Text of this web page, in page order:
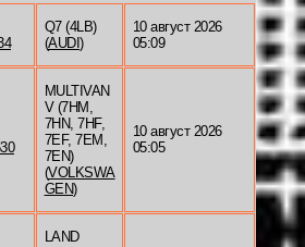
Q7 (4LB)
(AUDI )
10 август 2026
05:09
MULTIVAN
V (7HM,
7HN, 7HF,
7EF, 7EM,
7EN)
(VOLKSWA
GEN)
10 август 2026
05:05
LAND